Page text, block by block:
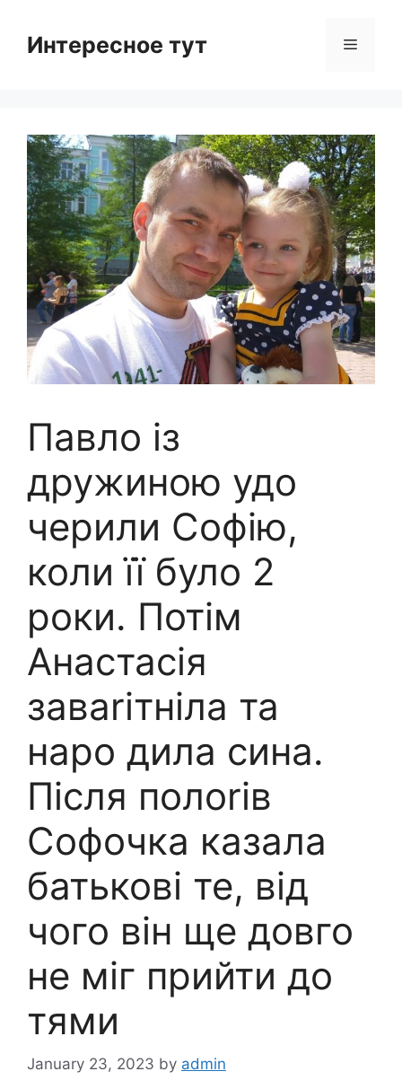
contentИнтересное тут Menu
Павло із
дружиною удо
черили Софію,
коли її було 2
роки. Потім
Анастасія
заваrітніла та
наро дила сина.
Після полоrів
Софочка казала
батькові те, від
чого він ще довго
не міг прийти до
тями
January 23, 2023 by admin